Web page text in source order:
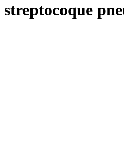
streptocoque